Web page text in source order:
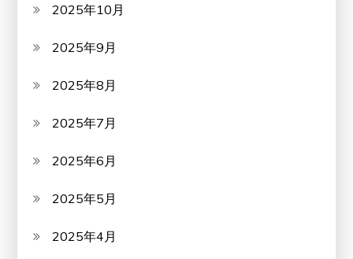
2025年10月
2025年9月
2025年8月
2025年7月
2025年6月
2025年5月
2025年4月